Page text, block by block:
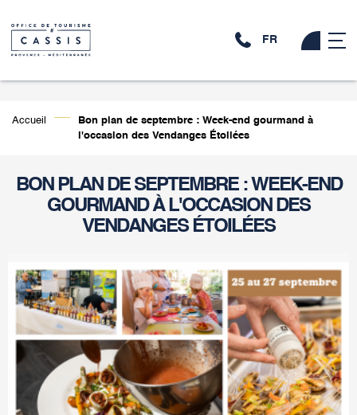
FR
Accueil
Bon plan de septembre : Week-end gourmand à
l'occasion des Vendanges Étoilées
BON PLAN DE SEPTEMBRE : WEEK-END
GOURMAND À L'OCCASION DES
VENDANGES ÉTOILÉES